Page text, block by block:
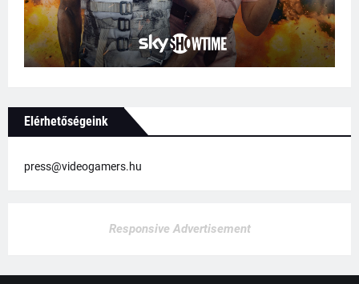
Elérhetőségeink
press@videogamers.hu
Responsive Advertisement